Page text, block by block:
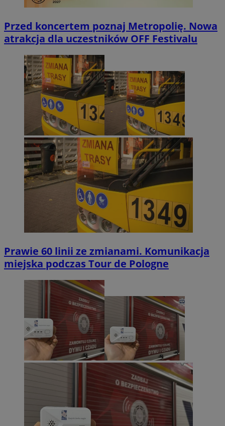
Przed koncertem poznaj Metropolię. Nowa
atrakcja dla uczestników OFF Festivalu
Prawie 60 linii ze zmianami. Komunikacja
miejska podczas Tour de Pologne